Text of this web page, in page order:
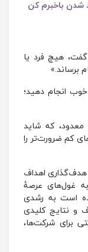
شدن باخبرم کن
هیچ فرد یا
برساند.»
انجام دهید؛
که شاید
کم ضرورت‌تر را
هدف‌گذاری اهداف
غول‌های عرصۀ
است به رشدی
و نتایج کلیدی
برای شرکت‌ها،